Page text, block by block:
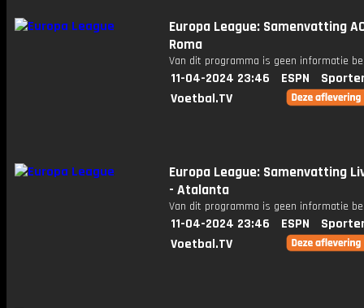
Europa League: Samenvatting
Roma
Van dit programma is geen informatie
11-04-2024 23:46 ESPN
Voetbal.TV
Europa League: Samenvatting
- Atalanta
Van dit programma is geen informatie
11-04-2024 23:46 ESPN
Voetbal.TV